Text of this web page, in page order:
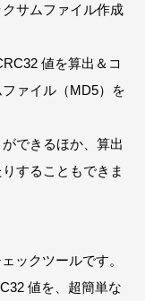
サムファイル作成
値を算出＆コ
ァイル（MD5）を
できるほか、算出
することもできま
ックツールです。
値を、超簡単な